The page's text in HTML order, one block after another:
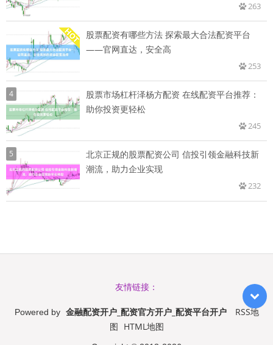
263
股票配资有哪些方法 探索最大合法配资平台
——官网直达，安全高
253
4
股票市场杠杆泽杨方配资 在线配资平台推荐：
助你投资更轻松
245
5
北京正规的股票配资公司 信投引领金融科技新
潮流，助力企业实现
232
友情链接：
Powered by 金融配资开户_配资官方开户_配资平台开户
RSS地
图 HTML地图